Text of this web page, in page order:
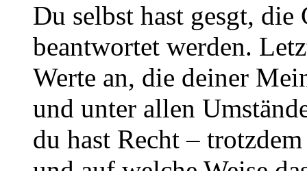
Du selbst hast gesgt,
beantwortet werden.
Werte an, die deiner
und unter allen
du hast Recht –